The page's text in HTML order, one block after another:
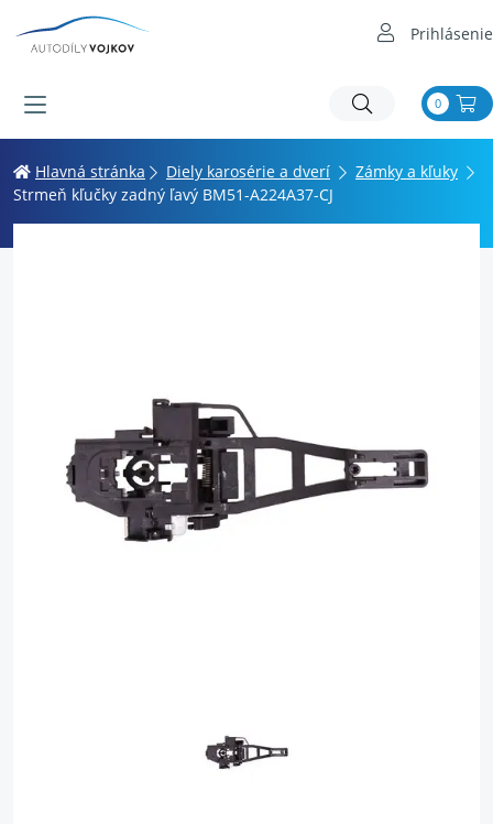
Prihlásenie
0
Hlavná stránka Diely karosérie a dverí
Zámky a kľuky
Strmeň kľučky zadný ľavý BM51-A224A37-CJ